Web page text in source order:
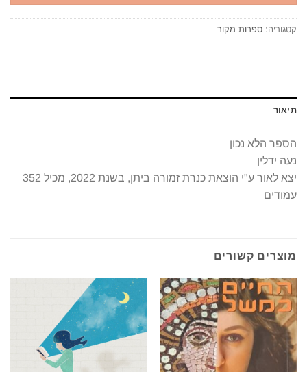
קטגוריה: ספרות מקור
תיאור
הספר הלא נכון
נעה ידלין
יצא לאור ע"י הוצאת כנרת זמורה ביתן, בשנת 2022, מכיל 352
עמודים
מוצרים קשורים